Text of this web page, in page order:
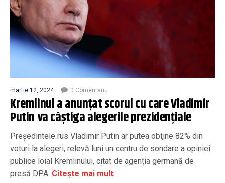
martie 12, 2024 0 Comentariu
Kremlinul a anunțat scorul cu care Vladimir
Putin va câștiga alegerile prezidențiale
Preşedintele rus Vladimir Putin ar putea obţine 82% din
voturi la alegeri, relevă luni un centru de sondare a opiniei
publice loial Kremlinului, citat de agenţia germană de
presă DPA. Citește mai mult